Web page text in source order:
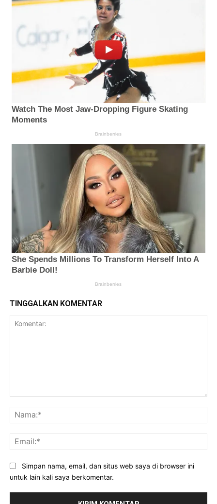
TINGGALKAN KOMENTAR
Simpan nama, email, dan situs web saya di browser ini
untuk lain kali saya berkomentar.